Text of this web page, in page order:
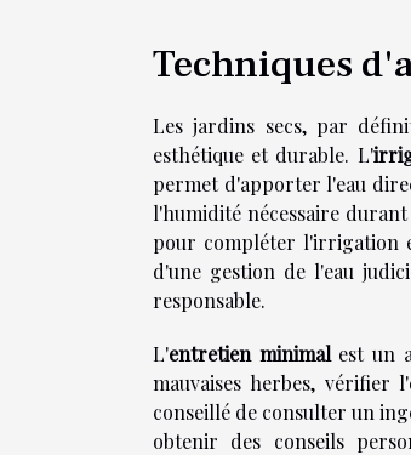
Techniques
Les jardins secs, par
esthétique et durable. L'
permet d'apporter l'eau
l'humidité nécessaire
pour compléter l'irrigation
d'une gestion de l'eau
responsable.
L'entretien minimalest un
mauvaises herbes, vérifier
conseillé de consulter un
obtenir des conseils